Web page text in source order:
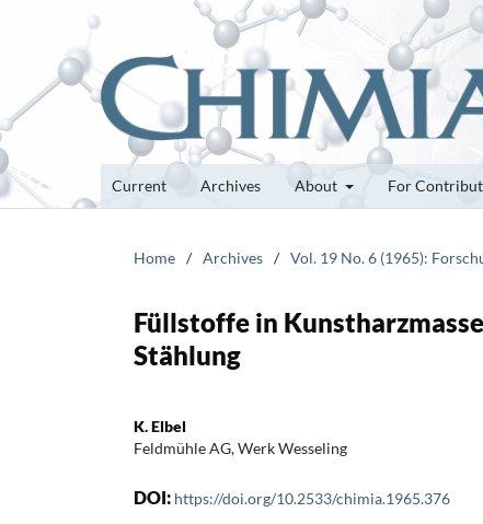
Current Archives About For
Home / Archives / Vol. 19 No. 6 (1965):
Füllstoffe in
Stählung
K. Elbel
Feldmühle AG, Werk Wesseling
DOI: https://doi.org/10.2533/chimia.1965.376